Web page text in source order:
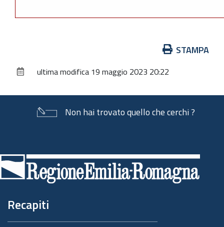
documento
STAMPA
ultima modifica 19 maggio 2023 20:22
Non hai trovato quello che cerchi ?
di
pagina
Recapiti